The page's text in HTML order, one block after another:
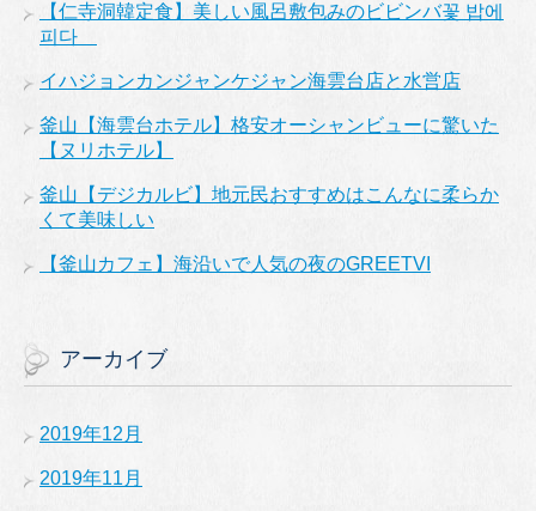
【仁寺洞韓定食】美しい風呂敷包みのビビンバ꽃 밥에
피다
イハジョンカンジャンケジャン海雲台店と水営店
釜山【海雲台ホテル】格安オーシャンビューに驚いた
【ヌリホテル】
釜山【デジカルビ】地元民おすすめはこんなに柔らか
くて美味しい
【釜山カフェ】海沿いで人気の夜のGREETVI
アーカイブ
2019年12月
2019年11月